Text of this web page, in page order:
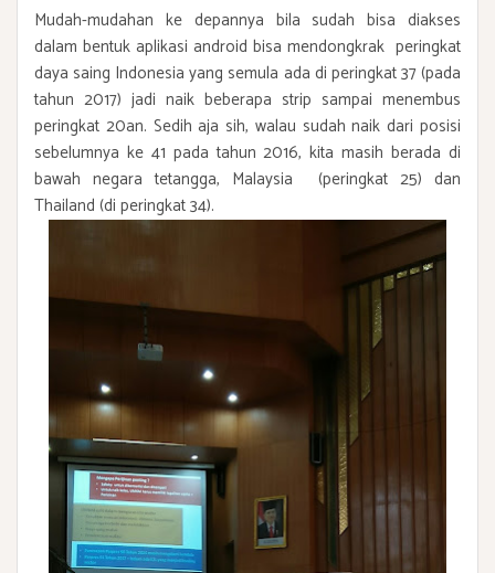
Mudah-mudahan ke depannya bila sudah bisa diakses
dalam bentuk aplikasi android bisa mendongkrak peringkat
daya saing Indonesia yang semula ada di peringkat 37 (pada
tahun 2017) jadi naik beberapa strip sampai menembus
peringkat 20an. Sedih aja sih, walau sudah naik dari posisi
sebelumnya ke 41 pada tahun 2016, kita masih berada di
bawah negara tetangga, Malaysia (peringkat 25) dan
Thailand (di peringkat 34).